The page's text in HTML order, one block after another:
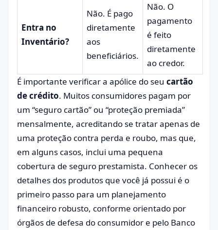
Entra no
Inventário?
Não. É pago
diretamente
aos
beneficiários.
Não. O
pagamento
é feito
diretamente
ao credor.
É importante verificar a apólice do seu cartão
de crédito. Muitos consumidores pagam por
um “seguro cartão” ou “proteção premiada”
mensalmente, acreditando se tratar apenas de
uma proteção contra perda e roubo, mas que,
em alguns casos, inclui uma pequena
cobertura de seguro prestamista. Conhecer os
detalhes dos produtos que você já possui é o
primeiro passo para um planejamento
financeiro robusto, conforme orientado por
órgãos de defesa do consumidor e pelo Banco